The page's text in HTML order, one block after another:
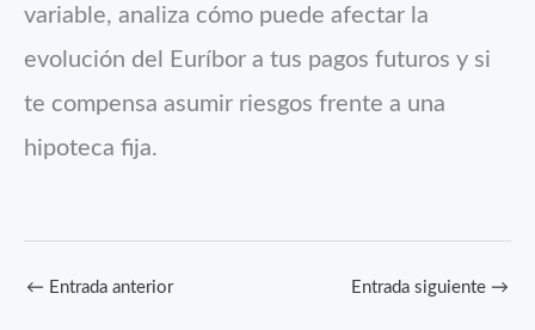
variable, analiza cómo puede afectar la
evolución del Euríbor a tus pagos futuros y si
te compensa asumir riesgos frente a una
hipoteca fija.
← Entrada anterior Entrada siguiente →